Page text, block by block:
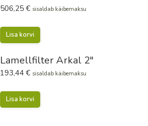
506,25 € sisaldab käibemaksu
Lisa korvi
Lamellfilter Arkal 2"
193,44 € sisaldab käibemaksu
Lisa korvi